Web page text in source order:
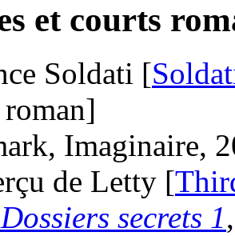
et courts
Soldati [
Imaginaire,
de Letty [
secrets 1